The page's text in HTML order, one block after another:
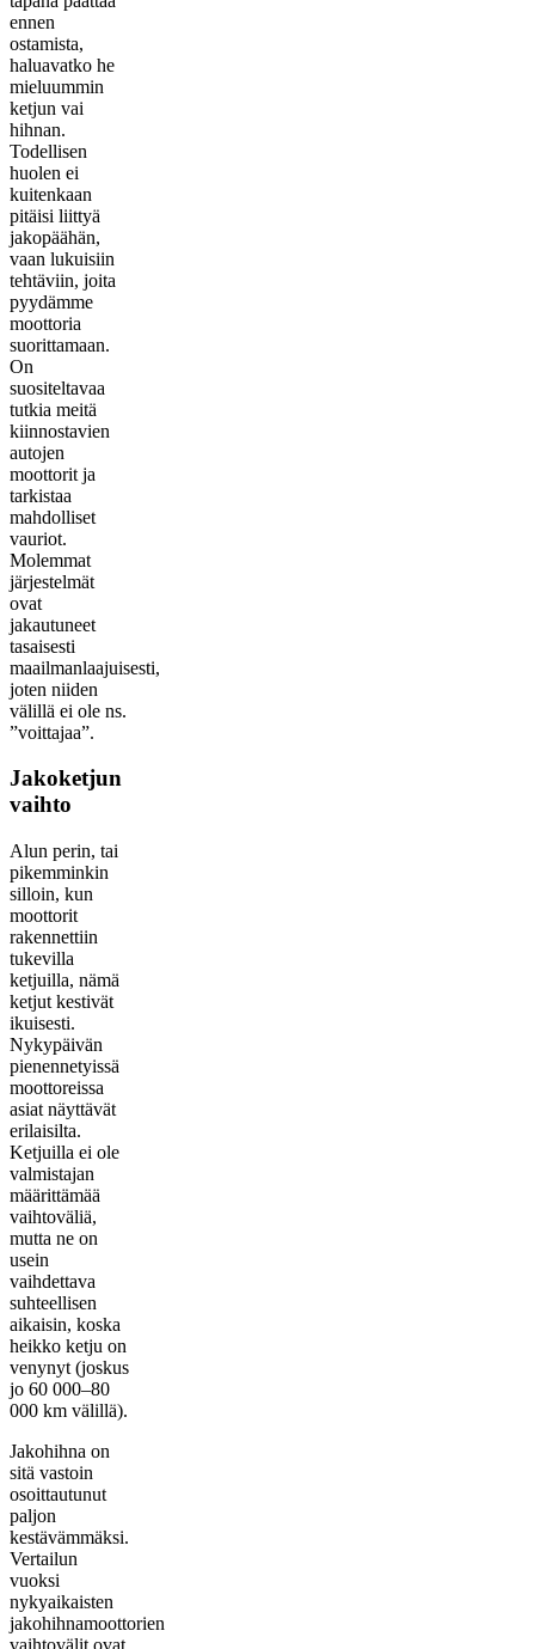
ennen
ostamista,
haluavatko he
mieluummin
ketjun vai
hihnan.
Todellisen
huolen ei
kuitenkaan
pitäisi liittyä
jakopäähän,
vaan lukuisiin
tehtäviin, joita
pyydämme
moottoria
suorittamaan.
On
suositeltavaa
tutkia meitä
kiinnostavien
autojen
moottorit ja
tarkistaa
mahdolliset
vauriot.
Molemmat
järjestelmät
ovat
jakautuneet
tasaisesti
maailmanlaajuisesti,
joten niiden
välillä ei ole ns.
”voittajaa”.
Jakoketjun
vaihto
Alun perin, tai
pikemminkin
silloin, kun
moottorit
rakennettiin
tukevilla
ketjuilla, nämä
ketjut kestivät
ikuisesti.
Nykypäivän
pienennetyissä
moottoreissa
asiat näyttävät
erilaisilta.
Ketjuilla ei ole
valmistajan
määrittämää
vaihtoväliä,
mutta ne on
usein
vaihdettava
suhteellisen
aikaisin, koska
heikko ketju on
venynyt (joskus
jo 60 000–80
000 km välillä).
Jakohihna on
sitä vastoin
osoittautunut
paljon
kestävämmäksi.
Vertailun
vuoksi
nykyaikaisten
jakohihnamoottorien
vaihtovälit ovat